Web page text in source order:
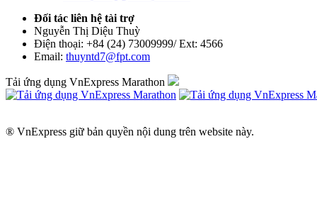
Đối tác liên hệ tài trợ
Nguyễn Thị Diệu Thuỳ
Điện thoại: +84 (24) 73009999/ Ext: 4566
Email: thuyntd7@fpt.com
Tải ứng dụng VnExpress Marathon
® VnExpress giữ bản quyền nội dung trên website này.